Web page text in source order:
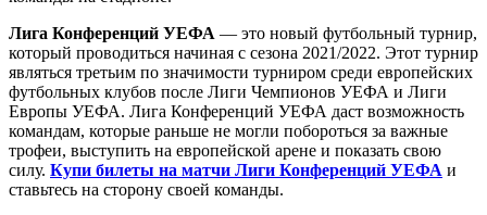
Лига Конференций УЕФА — это новый футбольный турнир,
который проводиться начиная с сезона 2021/2022. Этот турнир
являться третьим по значимости турниром среди европейских
футбольных клубов после Лиги Чемпионов УЕФА и Лиги
Европы УЕФА. Лига Конференций УЕФА даст возможность
командам, которые раньше не могли побороться за важные
трофеи, выступить на европейской арене и показать свою
силу. Купи билеты на матчи Лиги Конференций УЕФА и
ставьтесь на сторону своей команды.